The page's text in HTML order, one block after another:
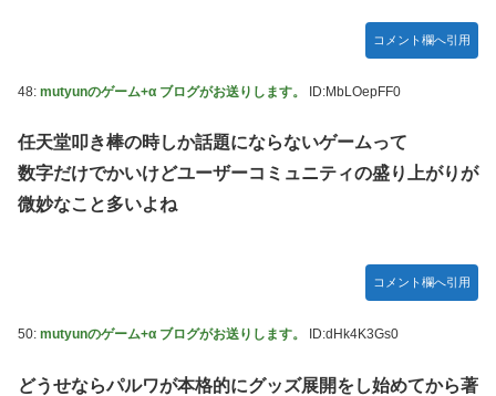
コメント欄へ引用
48: mutyunのゲーム+α ブログがお送りします。 ID:MbLOepFF0
任天堂叩き棒の時しか話題にならないゲームって
数字だけでかいけどユーザーコミュニティの盛り上がりが
微妙なこと多いよね
コメント欄へ引用
50: mutyunのゲーム+α ブログがお送りします。 ID:dHk4K3Gs0
どうせならパルワが本格的にグッズ展開をし始めてから著